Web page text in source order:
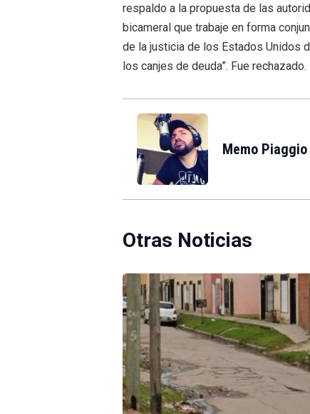
respaldo a la propuesta de las
bicameral que trabaje en forma
de la justicia de los Estados Unidos
los canjes de deuda”. Fue rechazado.
Memo Piaggio
Otras Noticias